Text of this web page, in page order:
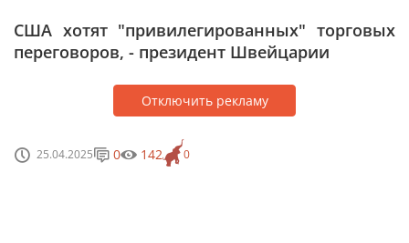
США хотят "привилегированных" торговых
переговоров, - президент Швейцарии
Отключить рекламу
25.04.2025 0
0 142